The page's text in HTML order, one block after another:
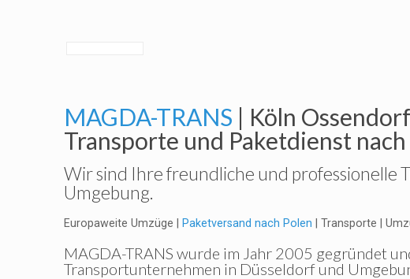
MAGDA-TRANS | Köln
Transporte und Paketdienst nach
Wir sind Ihre freundliche und professionelle
Umgebung.
Europaweite Umzüge | Paketversand nach Polen | Transporte |
MAGDA-TRANS wurde im Jahr 2005 gegründet
Transportunternehmen in Düsseldorf und